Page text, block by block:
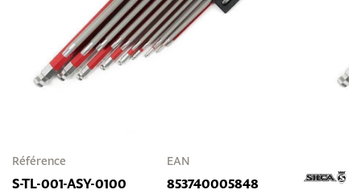
Référence
S-TL-001-ASY-0100
EAN
853740005848